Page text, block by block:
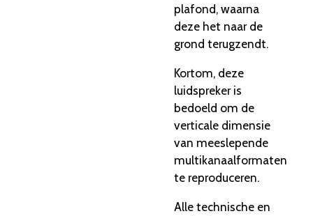
plafond, waarna
deze het naar de
grond terugzendt.
Kortom, deze
luidspreker is
bedoeld om de
verticale dimensie
van meeslepende
multikanaalformaten
te reproduceren.
Alle technische en